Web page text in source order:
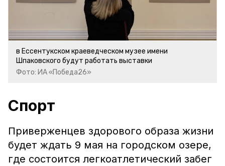
в Ессентукском краеведческом музее имени
Шпаковского будут работать выставки
Фото: ИА «Победа26»
Спорт
Приверженцев здорового образа жизни
будет ждать 9 мая на городском озере,
где состоится легкоатлетический забег